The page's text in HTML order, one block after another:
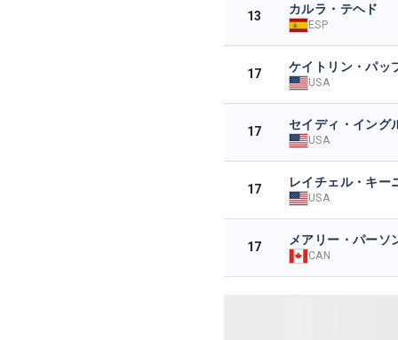
13 カルラ・テヘド
ESP
17 ケイトリン・パッ
USA
17 セイディ・イング
USA
17 レイチェル・キー
USA
17 メアリー・パーソ
CAN